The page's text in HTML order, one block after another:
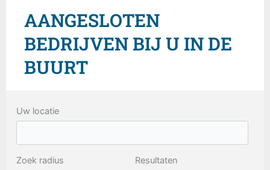
AANGESLOTEN
BEDRIJVEN BIJ U IN DE
BUURT
Uw locatie
Zoek radius Resultaten